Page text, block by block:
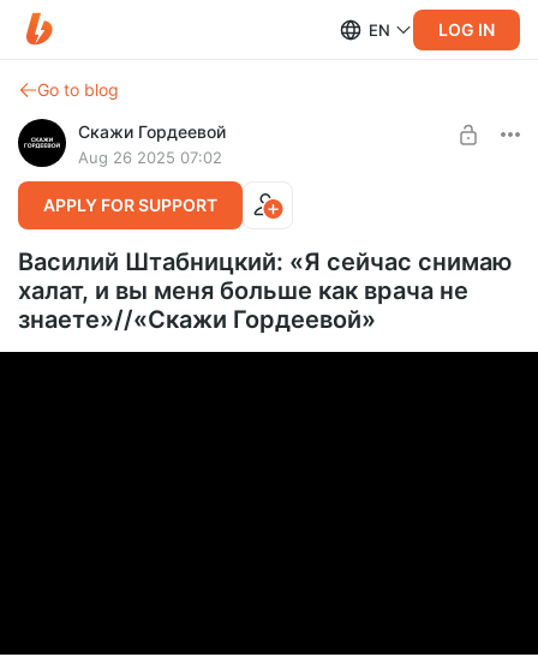
EN LOG IN
Go to blog
Скажи Гордеевой
Aug 26 2025 07:02
APPLY FOR SUPPORT
Василий Штабницкий: «Я сейчас снимаю
халат, и вы меня больше как врача не
знаете»//«Скажи Гордеевой»